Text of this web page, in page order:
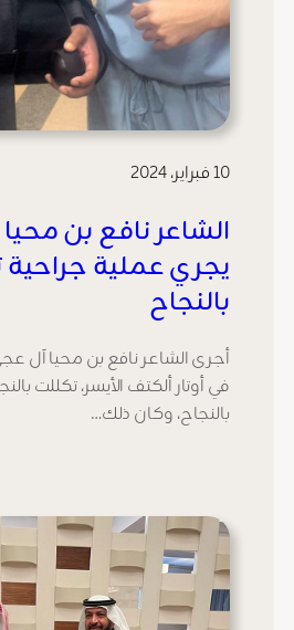
10 فبراير، 2024
الشاعر نافع بن
يجري عملية
بالنجاح
أجرى الشاعر نافع بن محيا آل
في أوتار ألكتف الأيسر، تكللت
بالنجاح، وكان ذلك…